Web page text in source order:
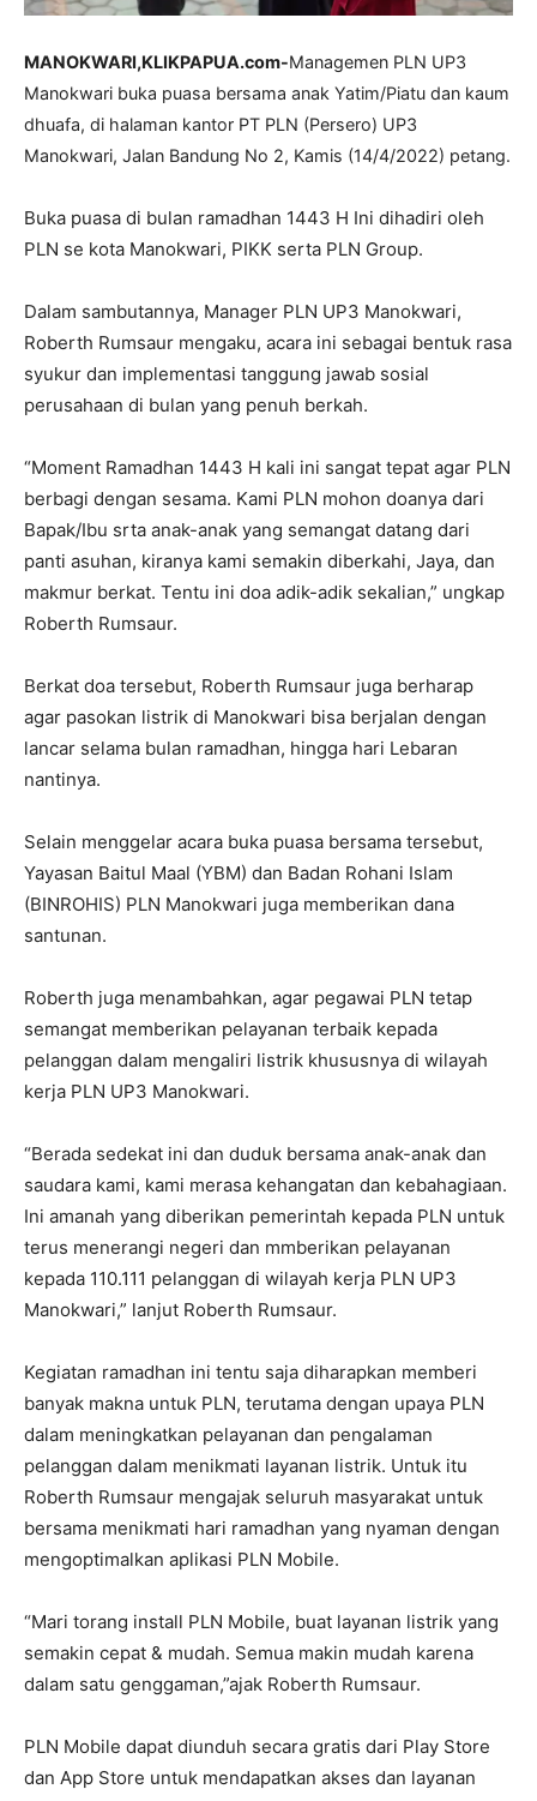
MANOKWARI,KLIKPAPUA.com-Managemen PLN UP3
Manokwari buka puasa bersama anak Yatim/Piatu dan kaum
dhuafa, di halaman kantor PT PLN (Persero) UP3
Manokwari, Jalan Bandung No 2, Kamis (14/4/2022) petang.
Buka puasa di bulan ramadhan 1443 H Ini dihadiri oleh
PLN se kota Manokwari, PIKK serta PLN Group.
Dalam sambutannya, Manager PLN UP3 Manokwari,
Roberth Rumsaur mengaku, acara ini sebagai bentuk rasa
syukur dan implementasi tanggung jawab sosial
perusahaan di bulan yang penuh berkah.
“Moment Ramadhan 1443 H kali ini sangat tepat agar PLN
berbagi dengan sesama. Kami PLN mohon doanya dari
Bapak/Ibu srta anak-anak yang semangat datang dari
panti asuhan, kiranya kami semakin diberkahi, Jaya, dan
makmur berkat. Tentu ini doa adik-adik sekalian,” ungkap
Roberth Rumsaur.
Berkat doa tersebut, Roberth Rumsaur juga berharap
agar pasokan listrik di Manokwari bisa berjalan dengan
lancar selama bulan ramadhan, hingga hari Lebaran
nantinya.
Selain menggelar acara buka puasa bersama tersebut,
Yayasan Baitul Maal (YBM) dan Badan Rohani Islam
(BINROHIS) PLN Manokwari juga memberikan dana
santunan.
Roberth juga menambahkan, agar pegawai PLN tetap
semangat memberikan pelayanan terbaik kepada
pelanggan dalam mengaliri listrik khususnya di wilayah
kerja PLN UP3 Manokwari.
“Berada sedekat ini dan duduk bersama anak-anak dan
saudara kami, kami merasa kehangatan dan kebahagiaan.
Ini amanah yang diberikan pemerintah kepada PLN untuk
terus menerangi negeri dan mmberikan pelayanan
kepada 110.111 pelanggan di wilayah kerja PLN UP3
Manokwari,” lanjut Roberth Rumsaur.
Kegiatan ramadhan ini tentu saja diharapkan memberi
banyak makna untuk PLN, terutama dengan upaya PLN
dalam meningkatkan pelayanan dan pengalaman
pelanggan dalam menikmati layanan listrik. Untuk itu
Roberth Rumsaur mengajak seluruh masyarakat untuk
bersama menikmati hari ramadhan yang nyaman dengan
mengoptimalkan aplikasi PLN Mobile.
“Mari torang install PLN Mobile, buat layanan listrik yang
semakin cepat & mudah. Semua makin mudah karena
dalam satu genggaman,”ajak Roberth Rumsaur.
PLN Mobile dapat diunduh secara gratis dari Play Store
dan App Store untuk mendapatkan akses dan layanan